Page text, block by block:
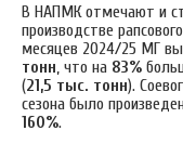
В НАПМК отмечают и
производстве
месяцев 2024/25 МГ
тонн, что на 83%
(21,5 тыс. тонн).
сезона было
160%.